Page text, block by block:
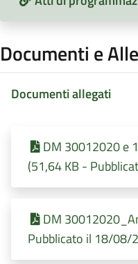
Documenti e
Documenti allegati
DM 30012020 e
(51,64 KB -
DM
Pubblicato il 18/08/